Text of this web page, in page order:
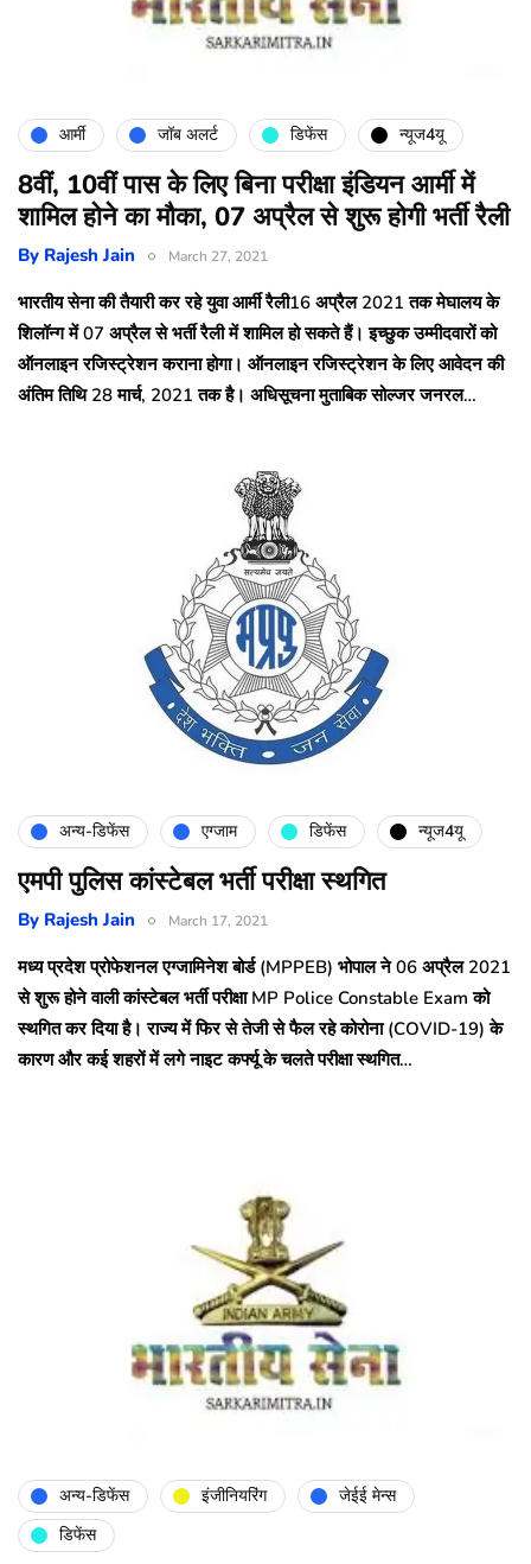
आर्मी जॉब अलर्ट डिफेंस न्यूज4यू
8वीं, 10वीं पास के लिए बिना परीक्षा इंडियन आर्मी में
शामिल होने का मौका, 07 अप्रैल से शुरू होगी भर्ती रैली
By Rajesh Jain March 27, 2021
भारतीय सेना की तैयारी कर रहे युवा आर्मी रैली16 अप्रैल 2021 तक मेघालय के
शिलॉन्ग में 07 अप्रैल से भर्ती रैली में शामिल हो सकते हैं। इच्छुक उम्मीदवारों को
ऑनलाइन रजिस्ट्रेशन कराना होगा। ऑनलाइन रजिस्ट्रेशन के लिए आवेदन की
अंतिम तिथि 28 मार्च, 2021 तक है। अधिसूचना मुताबिक सोल्जर जनरल…
अन्य-डिफेंस एग्जाम डिफेंस न्यूज4यू
एमपी पुलिस कांस्टेबल भर्ती परीक्षा स्थगित
By Rajesh Jain March 17, 2021
मध्य प्रदेश प्रोफेशनल एग्जामिनेश बोर्ड (MPPEB) भोपाल ने 06 अप्रैल 2021
से शुरू होने वाली कांस्टेबल भर्ती परीक्षा MP Police Constable Exam को
स्थगित कर दिया है। राज्य में फिर से तेजी से फैल रहे कोरोना (COVID-19) के
कारण और कई शहरों में लगे नाइट कर्फ्यू के चलते परीक्षा स्थगित…
अन्य-डिफेंस इंजीनियरिंग
जेईई मेन्स
डिफेंस